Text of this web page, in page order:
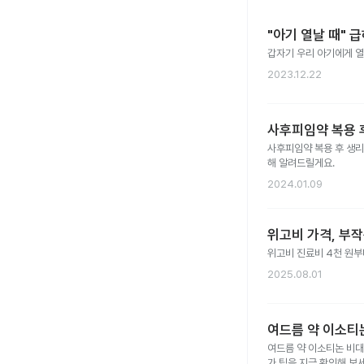
"아기 열날 때"
갑자기 우리 아기에게
2023.12.22
사후피임약 복용
사후피임약 복용 후 생
해 알려드릴게요.
2024.01.09
위고비 가격, 부
위고비 진료비 4천 원
2025.08.01
여드름 약 이소
여드름 약 이소티논 비